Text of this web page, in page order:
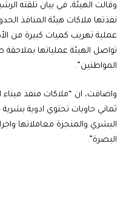
وقالت الهيئة، في بيان تلقته
نفذتها ملاكات هيئة المنافذ
عملية تهريب كميات كبيرة من
تواصل الهيئة عملياتها
المواطنين”.
واضافت، ان “ملاكات منفذ
ثماني حاويات تحتوي ادوية
البشري والمنجزة معاملاتها
البصرة”.